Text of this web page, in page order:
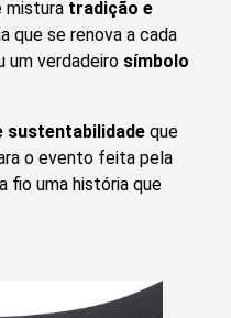
mistura tradição e
que se renova a cada
um verdadeiro símbolo
sustentabilidade que
o evento feita pela
fio uma história que